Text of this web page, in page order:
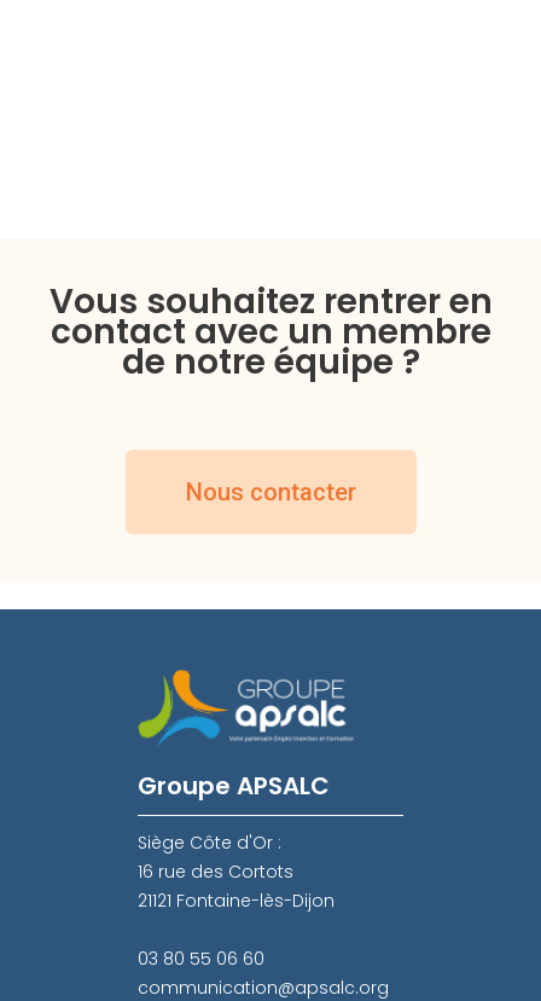
Vous souhaitez rentrer en
contact avec un membre
de notre équipe ?
Nous contacter
Groupe APSALC
Siège Côte d'Or :
16 rue des Cortots
21121 Fontaine-lès-Dijon
03 80 55 06 60
communication@apsalc.org